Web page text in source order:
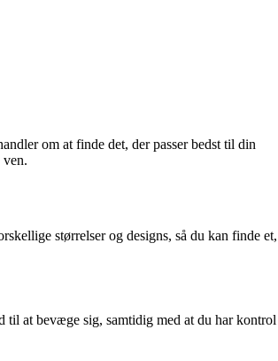
om at finde det, der passer bedst til din
størrelser og designs, så du kan finde et,
til at bevæge sig, samtidig med at du har kontrol